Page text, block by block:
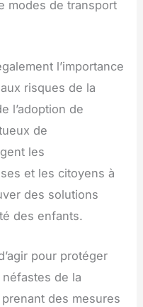
modes de transport
l’importance
risques de la
l’adoption de
de
les
et les citoyens à
des solutions
des enfants.
pour protéger
de la
des mesures